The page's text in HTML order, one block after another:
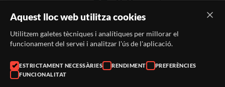
SUBSCRIU-TE AL BUTLLETÍ
Telèfon:
938046359
Correu:
Aquest lloc web utilitza cookies
Utilitzem galetes tècniques i analítiques per millorar el
funcionament del servei i analitzar l'ús de l'aplicació.
ESTRICTAMENT NECESSÀRIES RENDIMENT
PREFERÈNCIES
FUNCIONALITAT